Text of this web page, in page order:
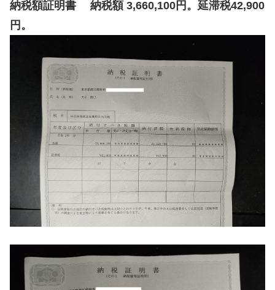
納税額証明書 納税額 3,660,100円。延滞税42,900
円。